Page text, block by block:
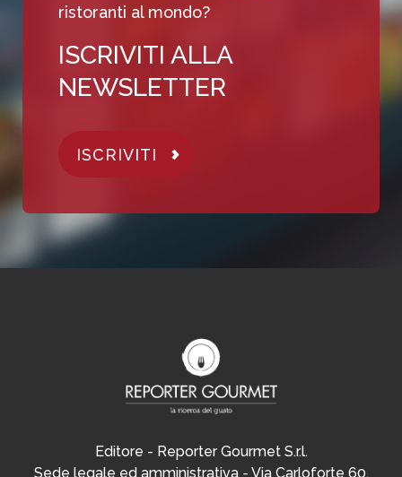
ristoranti al mondo?
ISCRIVITI ALLA
NEWSLETTER
ISCRIVITI
Editore - Reporter Gourmet S.r.l.
Sede legale ed amministrativa - Via Carloforte 60,